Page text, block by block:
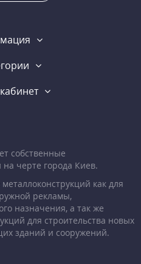
собственные
черте города Киев.
как для
рекламы,
назначения, а так же
для строительства новых
зданий и сооружений.